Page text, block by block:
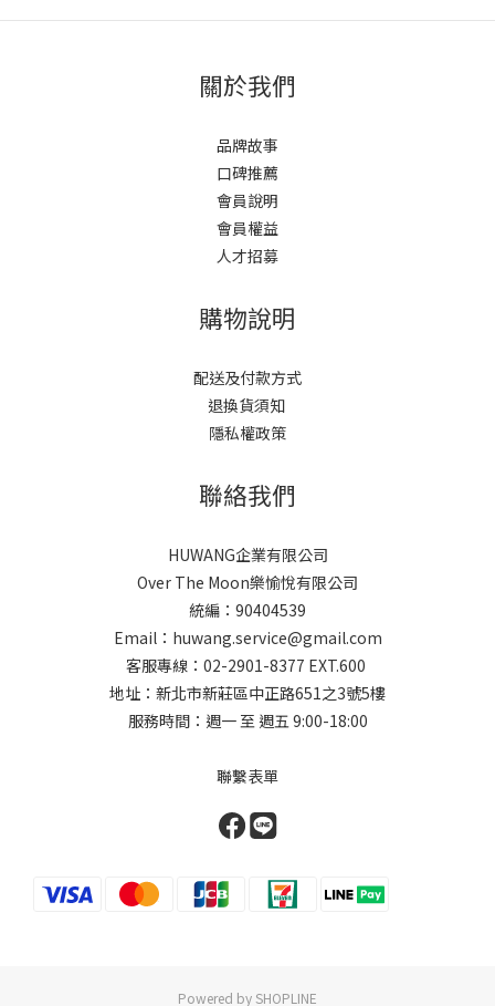
關於我們
品牌故事
口碑推薦
會員說明
會員權益
人才招募
購物說明
配送及付款方式
退換貨須知
隱私權政策
聯絡我們
HUWANG企業有限公司
Over The Moon樂愉悅有限公司
統編：90404539
Email：huwang.service@gmail.com
客服專線：02-2901-8377 EXT.600
地址：新北市新莊區中正路651之3號5樓
服務時間：週一 至 週五 9:00-18:00
聯繫表單
Powered by SHOPLINE